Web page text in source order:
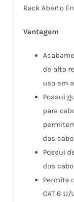
Rack Aberto
Vantagem
de alta
uso em
Possui
para
dos
Possui
dos
Permite
CAT.6